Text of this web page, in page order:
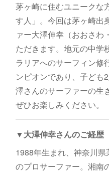
茅ヶ崎に住むユニークな
す人」。今回は茅ヶ崎出
ァー大澤伸幸（おおさわ
ただきます。地元の中学
ラリアへのサーフィン修
ンピオンであり、子ども
澤さんのサーファーの生
ぜひお楽しみください。
▼大澤伸幸さんのご経歴
1988年生まれ、神奈川
のプロサーファー。湘南